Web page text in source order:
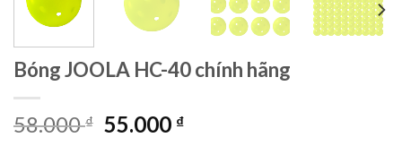
Bóng JOOLA HC-40 chính hãng
58.000₫ Giá
55.000 ₫Giá